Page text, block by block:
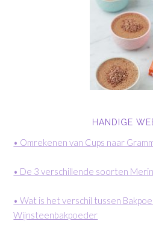
HANDIGE
• Omrekenen van Cups naar
• De 3 verschillende soorten
• Wat is het verschil tussen
Wijnsteenbakpoeder